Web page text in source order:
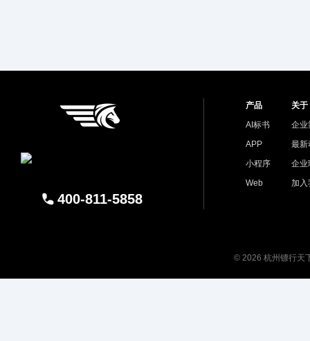
400-811-5858
产品
AI标书
APP
小程序
Web
关于
企业
最新
企业
加入
© 2026 杭州镖行天